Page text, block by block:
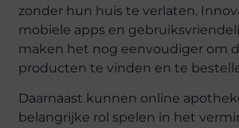
zonder hun huis te verlaten.
mobiele apps en
maken het nog eenvoudiger om
producten te vinden en te
Daarnaast kunnen online
belangrijke rol spelen in het